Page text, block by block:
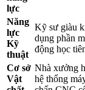
lực
Năng
lực
Kỹ
thuật
Kỹ sư giàu
dụng phần
động học
Cơ sở
Vật
Nhà xưởng
hệ thống